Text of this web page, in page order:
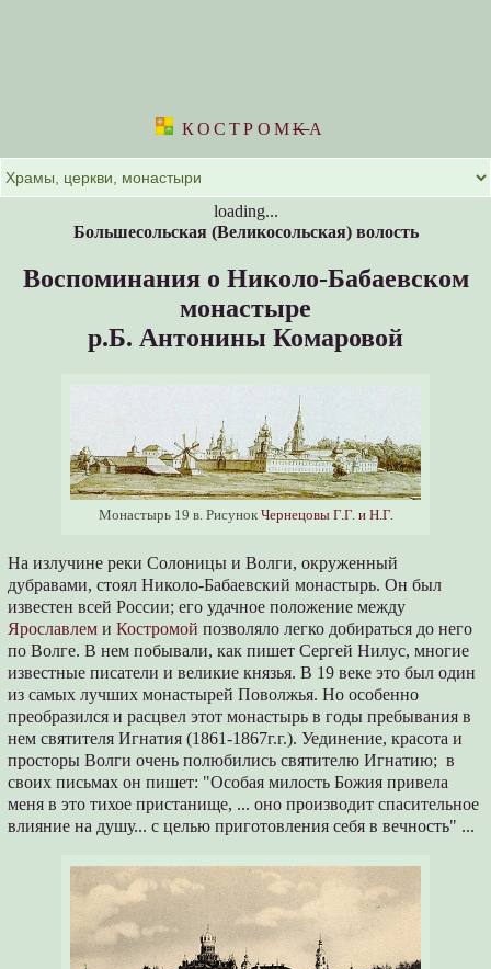
КОСТРОМKА
loading...
Большесольская (Великосольская) волость
Воспоминания о Николо-Бабаевском
монастыре
р.Б. Антонины Комаровой
Монастырь 19 в. Рисунок Чернецовы Г.Г. и Н.Г.
На излучине реки Солоницы и Волги, окруженный
дубравами, стоял Николо-Бабаевский монастырь. Он был
известен всей России; его удачное положение между
Ярославлем иКостромой позволяло легко добираться до него
по Волге. В нем побывали, как пишет Сергей Нилус, многие
известные писатели и великие князья. В 19 веке это был один
из самых лучших монастырей Поволжья. Но особенно
преобразился и расцвел этот монастырь в годы пребывания в
нем святителя Игнатия (1861-1867г.г.). Уединение, красота и
просторы Волги очень полюбились святителю Игнатию; в
своих письмах он пишет: "Особая милость Божия привела
меня в это тихое пристанище, ... оно производит спасительное
влияние на душу... с целью приготовления себя в вечность" ...